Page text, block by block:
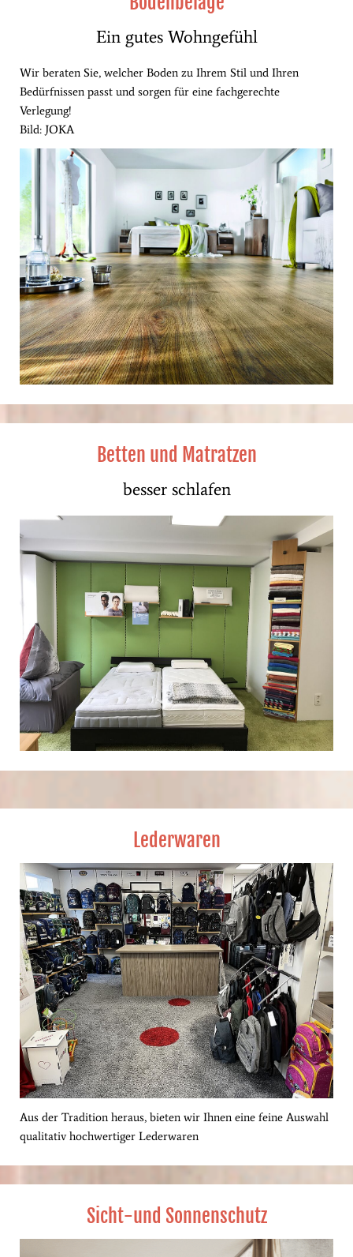
Ein gutes Wohngefühl
Wir beraten Sie, welcher Boden zu Ihrem Stil und Ihren
Bedürfnissen passt und sorgen für eine fachgerechte
Verlegung!
Bild: JOKA
Betten und Matratzen
besser schlafen
Lederwaren
Aus der Tradition heraus, bieten wir Ihnen eine feine Auswahl
qualitativ hochwertiger Lederwaren
Sicht-und Sonnenschutz